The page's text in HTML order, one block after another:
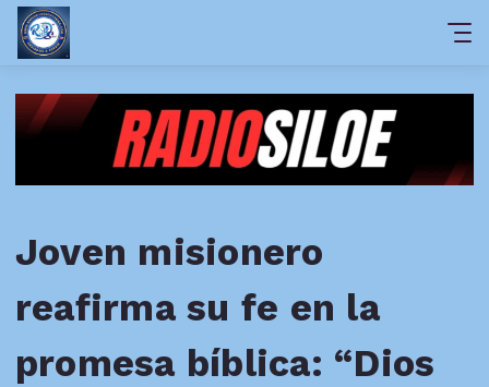
Joven misionero
reafirma su fe en la
promesa bíblica: “Dios